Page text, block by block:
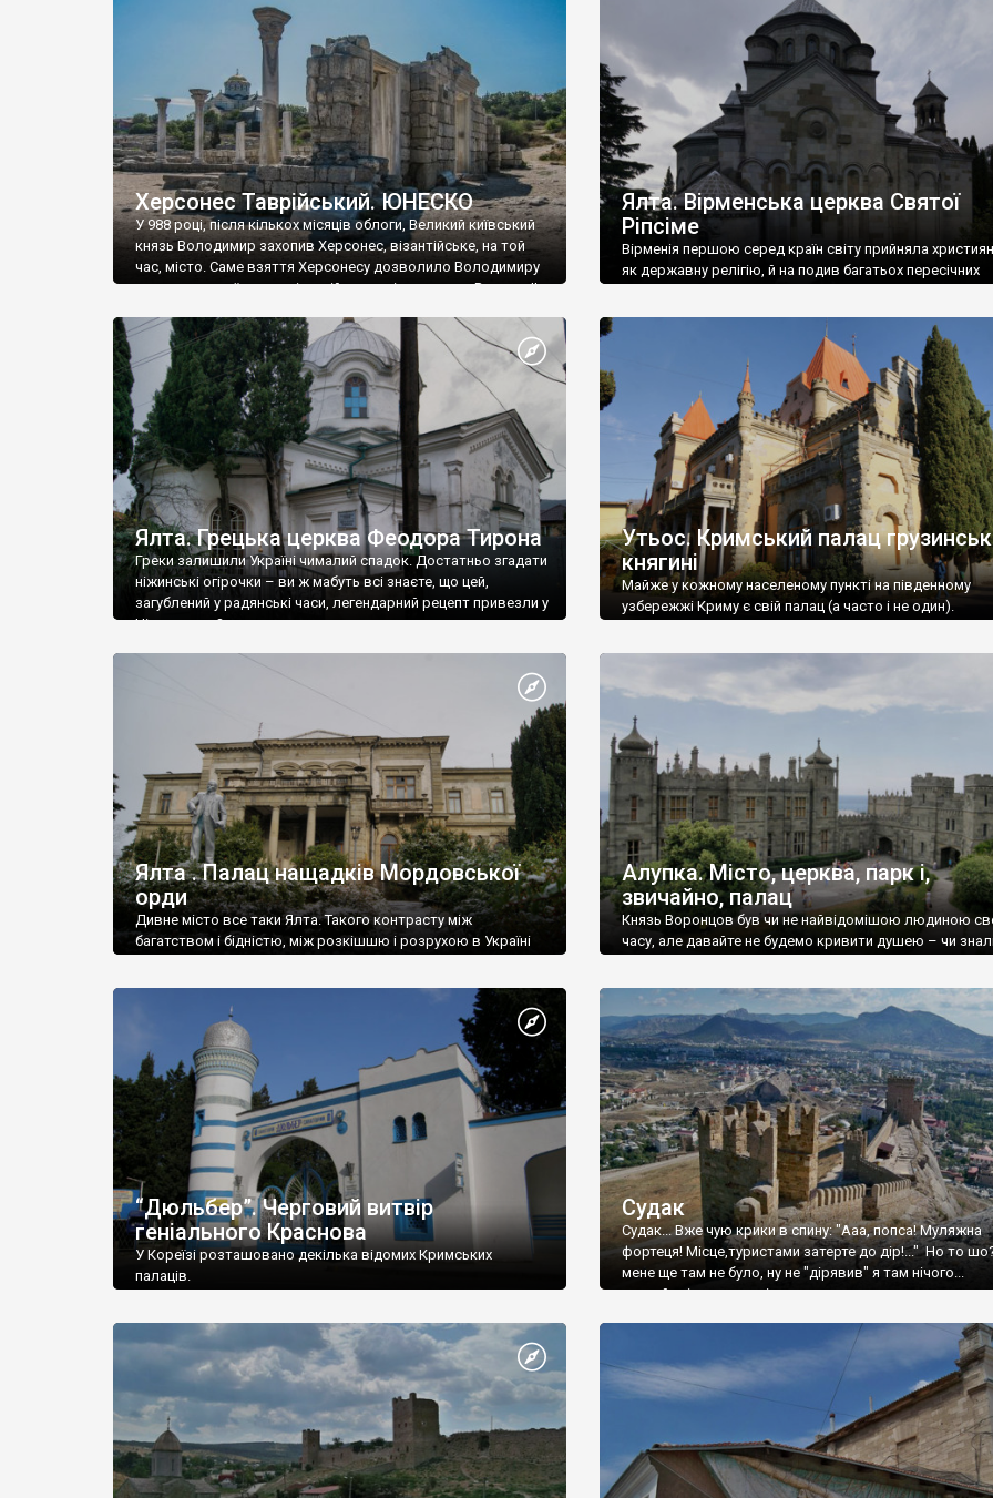
візантійської доби. Раритети викрадені з фондів об’єкту
культурної спадщини ЮНЕСКО «Херсонеса Таврійського».
Офіційно – на виставку «Золото Візантії», але експерти та
влада в Україні вважають це лише […]
називаються «повстяками» (postaki)…” “Вино. Крим
виробляє відмінне вино і його вдосталь: воно все
легке біле і дуже […]
Херсонес Таврійський. ЮНЕСКО
У 988 році, після кількох місяців облоги, Великий київський
князь Володимир захопив Херсонес, візантійське, на той
час, місто. Саме взяття Херсонесу дозволило Володимиру
диктувати свої умови візантійському імператору Василю ІІ,
Херсонесі Володимир-язичник, став Василем-
християнином. А потім було Хрещення Русі. На честь
Херсонесу Таврійського названо місто […]
Ялта. Вірменська церква Святої
Ріпсіме
Вірменія першою серед країн світу прийняла
як державну релігію, й на подив багатьох пересічних
Ялта. Грецька церква Феодора Тирона
Греки залишили Україні чималий спадок. Достатньо згадати
ніжинські огірочки – ви ж мабуть всі знаєте, що цей,
загублений у радянські часи, легендарний рецепт привезли у
Ніжин греки?
Утьос. Кримський палац
княгині
Майже у кожному населеному пункті на південному
узбережжі Криму є свій палац (а часто і не один).
Ялта . Палац нащадків Мордовської
орди
Дивне місто все таки Ялта. Такого контрасту між
багатством і бідністю, між розкішшю і розрухою в Україні
Алупка. Місто, церква, парк і,
звичайно, палац
Князь Воронцов був чи не найвідомішою людиною
часу, але давайте не будемо кривити душею – чи
“Дюльбер”. Черговий витвір
геніального Краснова
У Кореїзі розташовано декілька відомих Кримських
палаців.
Судак
Судак... Вже чую крики в спину: "Ааа, попса! Муляжна
фортеця! Місце,туристами затерте до дір!..." Но то
мене ще там не було, ну не "дірявив" я там нічого...
принаймні до цього літа.